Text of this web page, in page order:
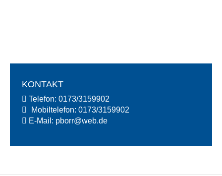
KONTAKT
Telefon: 0173/3159902
Mobiltelefon: 0173/3159902
E-Mail: pborr@web.de